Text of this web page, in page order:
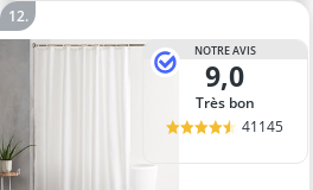
NOTRE AVIS
9,0
Très bon
41145